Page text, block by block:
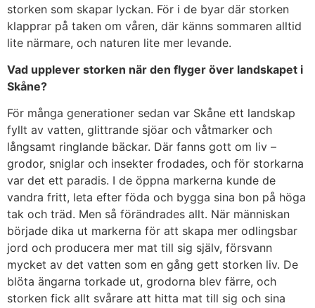
storken som skapar lyckan. För i de byar där storken
klapprar på taken om våren, där känns sommaren alltid
lite närmare, och naturen lite mer levande.
Vad upplever storken när den flyger över landskapet i
Skåne?
För många generationer sedan var Skåne ett landskap
fyllt av vatten, glittrande sjöar och våtmarker och
långsamt ringlande bäckar. Där fanns gott om liv –
grodor, sniglar och insekter frodades, och för storkarna
var det ett paradis. I de öppna markerna kunde de
vandra fritt, leta efter föda och bygga sina bon på höga
tak och träd. Men så förändrades allt. När människan
började dika ut markerna för att skapa mer odlingsbar
jord och producera mer mat till sig själv, försvann
mycket av det vatten som en gång gett storken liv. De
blöta ängarna torkade ut, grodorna blev färre, och
storken fick allt svårare att hitta mat till sig och sina